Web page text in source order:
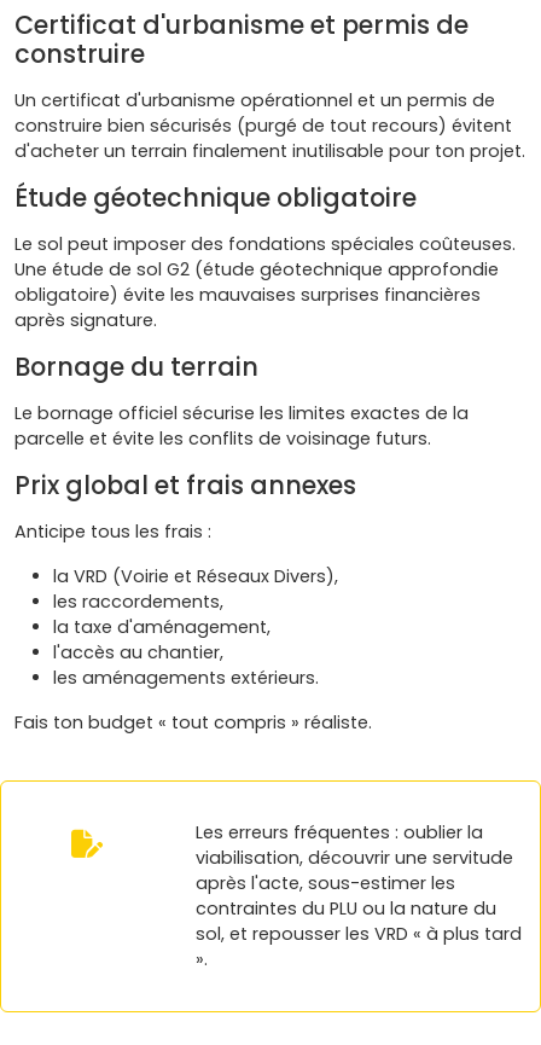
Certificat d'urbanisme et permis de
construire
Un certificat d'urbanisme opérationnel et un permis de
construire bien sécurisés (purgé de tout recours) évitent
d'acheter un terrain finalement inutilisable pour ton projet.
Étude géotechnique obligatoire
Le sol peut imposer des fondations spéciales coûteuses.
Une étude de sol G2 (étude géotechnique approfondie
obligatoire) évite les mauvaises surprises financières
après signature.
Bornage du terrain
Le bornage officiel sécurise les limites exactes de la
parcelle et évite les conflits de voisinage futurs.
Prix global et frais annexes
Anticipe tous les frais :
la VRD (Voirie et Réseaux Divers),
les raccordements,
la taxe d'aménagement,
l'accès au chantier,
les aménagements extérieurs.
Fais ton budget « tout compris » réaliste.
Les erreurs fréquentes : oublier la
viabilisation, découvrir une servitude
après l'acte, sous-estimer les
contraintes du PLU ou la nature du
sol, et repousser les VRD « à plus tard
».